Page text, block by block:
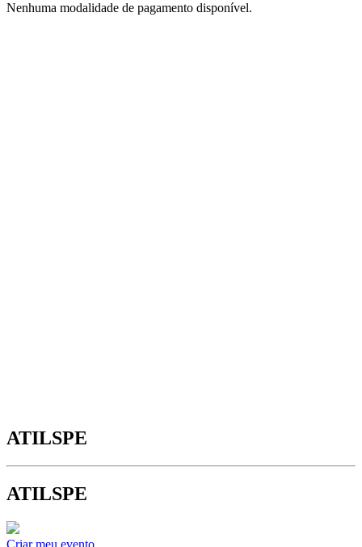
Nenhuma modalidade de pagamento disponível.
ATILSPE
ATILSPE
Criar meu evento